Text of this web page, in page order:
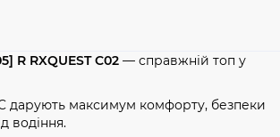
R RXQUEST C02 — справжній топ у
дарують максимум комфорту, безпеки
водіння.